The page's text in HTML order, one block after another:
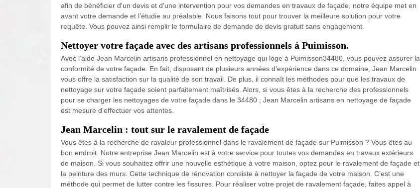
afin de bénéficier d'un devis et d'une intervention pour vos demandes en travaux de façade, notre équipe met en
avant votre demande et l’étudie au préalable. Nous faisons tout pour trouver la meilleure solution pour votre
requête. Vous pouvez ainsi remplir le formulaire de demande de devis gratuit sans engagement.
Nettoyer votre façade avec des artisans professionnels à Puimisson.
Avec l’aide Jean Marcelin artisans professionnel en nettoyage qui loge à Puimisson34480, vous pouvez assurer la
conformité de votre façade. En fait, disposant de plusieurs années d’expérience dans ce domaine, Jean Marcelin
vous offre la satisfaction sur la qualité de son travail. De plus, il connaît les méthodes pour que les travaux de
nettoyage sur votre façade soient parfaitement maîtrisés. Alors, si vous êtes à la recherche des professionnels
pour se charger les nettoyages de votre façade dans le 34480 ; Jean Marcelin artisans en nettoyage de façade
est mesure d’effectuer vos attentes.
Jean Marcelin : tout sur le ravalement de façade
Vous êtes à la recherche de ravaleur professionnel dans le ravalement de façade sur Puimisson ? Vous êtes au
bon endroit. Notre entreprise Jean Marcelin est à votre service pour toutes vos demandes en travaux extérieurs
de maison. Si vous souhaitez offrir une nouvelle esthétique à votre maison, optez pour le ravalement de façade et
la peinture des murs. Cette technique de rénovation consiste à nettoyer la façade de votre maison. C’est une
méthode qui permet de lutter contre les fissures. Pour réaliser votre projet de ravalement façade, faites appel à